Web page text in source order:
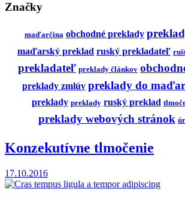
Značky
maďarčina obchodné preklady
maďarský preklad ruský prekladateľ
prekladateľ preklady článkov
preklady zmlúv preklady do
preklady preklady ruský preklad
preklady webových stránok
Konzekutívne tlmočenie
17.10.2016